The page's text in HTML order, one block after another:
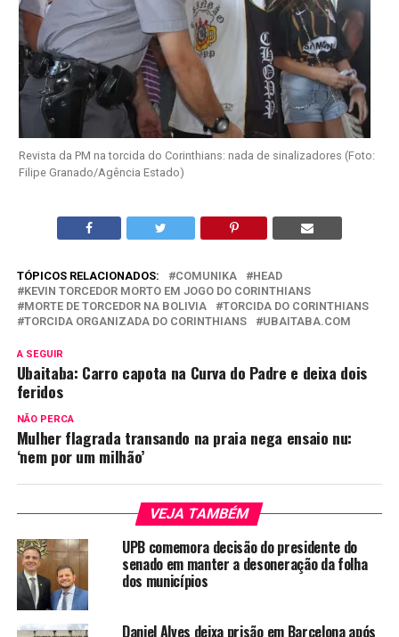
Revista da PM na torcida do Corinthians: nada de sinalizadores (Foto:
Filipe Granado/Agência Estado)
TÓPICOS RELACIONADOS: COMUNIKA
HEAD
KEVIN TORCEDOR MORTO EM JOGO DO CORINTHIANS
MORTE DE TORCEDOR NA BOLIVIA
TORCIDA DO CORINTHIANS
TORCIDA ORGANIZADA DO CORINTHIANS
UBAITABA.COM
A SEGUIR
Ubaitaba: Carro capota na Curva do Padre e deixa dois
feridos
NÃO PERCA
Mulher flagrada transando na praia nega ensaio nu:
‘nem por um milhão’
VEJA TAMBÉM
UPB comemora decisão do presidente do
senado em manter a desoneração da folha
dos municípios
Daniel Alves deixa prisão em Barcelona após